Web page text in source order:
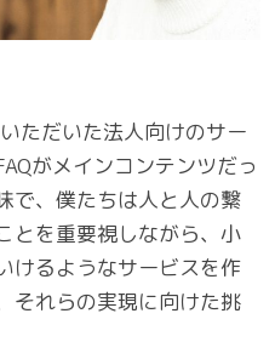
ただいた法人向けのサー
がメインコンテンツだっ
で、僕たちは人と人の繋
とを重要視しながら、小
けるようなサービスを作
それらの実現に向けた挑